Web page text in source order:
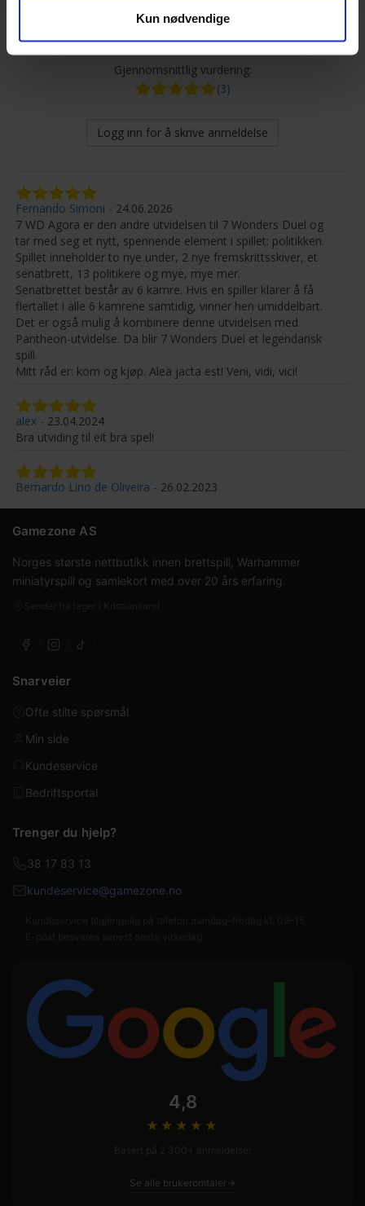
Kun nødvendige
Kundeanmeldelser
Gjennomsnittlig vurdering:
(3)
Logg inn for å skrive anmeldelse
Fernando Simoni
24.06.2026
7 WD Agora er den andre utvidelsen til 7 Wonders Duel og
tar med seg et nytt, spennende element i spillet: politikken.
Spillet inneholder to nye under, 2 nye fremskrittsskiver, et
senatbrett, 13 politikere og mye, mye mer.
Senatbrettet består av 6 kamre. Hvis en spiller klarer å få
flertallet i alle 6 kamrene samtidig, vinner hen umiddelbart.
Det er også mulig å kombinere denne utvidelsen med
Pantheon-utvidelse. Da blir 7 Wonders Duel et legendarisk
spill.
Mitt råd er: kom og kjøp. Alea jacta est! Veni, vidi, vici!
alex
23.04.2024
Bra utviding til eit bra spel!
Bernardo Lino de Oliveira 26.02.2023
Gamezone AS
Norges største nettbutikk innen brettspill, Warhammer
miniatyrspill og samlekort med over 20 års erfaring.
Snarveier
Ofte stilte spørsmål
Min side
Kundeservice
Bedriftsportal
Trenger du hjelp?
38 17 83 13
kundeservice@gamezone.no
4,8
★★★★ ★
Se alle brukeromtaler